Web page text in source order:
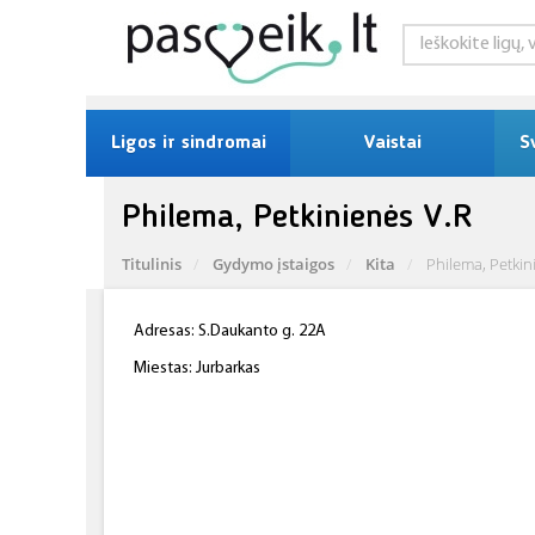
Ligos ir sindromai Vaistai
Philema, Petkinienės V.R
Titulinis Gydymo įstaigos Kita Philema,
Adresas: S.Daukanto g. 22A
Miestas: Jurbarkas